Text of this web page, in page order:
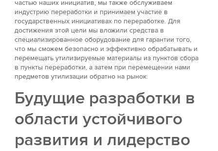
частью наших инициатив, мы также обслуживаем
индустрию переработки и принимаем участие в
государственных инициативах по переработке. Для
достижения этой цели мы вложили средства в
специализированное оборудование для гарантии того,
что мы сможем безопасно и эффективно обрабатывать и
перемещать утилизируемые материалы из пунктов сбора
в пункты переработки, а затем при перемещении нами
предметов утилизации обратно на рынок.
Будущие разработки в
области устойчивого
развития и лидерство